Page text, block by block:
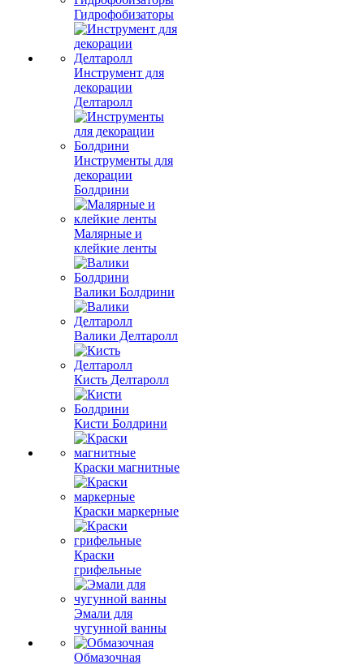
Гидрофобизаторы
Инструмент для
декорации
Делтаролл
Инструменты для
декорации
Болдрини
Малярные и
клейкие ленты
Валики Болдрини
Валики Делтаролл
Кисть Делтаролл
Кисти Болдрини
Краски магнитные
Краски маркерные
Краски
грифельные
Эмали для
чугунной ванны
Обмазочная